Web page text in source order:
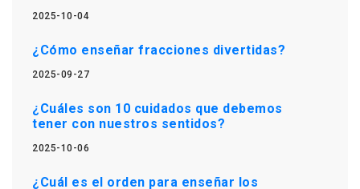
2025-10-04
¿Cómo enseñar fracciones divertidas?
2025-09-27
¿Cuáles son 10 cuidados que debemos
tener con nuestros sentidos?
2025-10-06
¿Cuál es el orden para enseñar los